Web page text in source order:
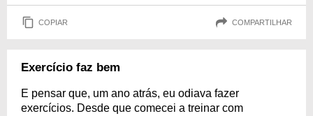
COPIAR COMPARTILHAR
Exercício faz bem
E pensar que, um ano atrás, eu odiava fazer
exercícios. Desde que comecei a treinar com